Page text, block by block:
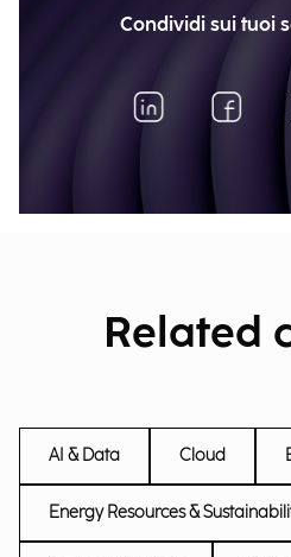
Condividi sui tuoi
Related
AI & Data Cloud
Energy Resources &